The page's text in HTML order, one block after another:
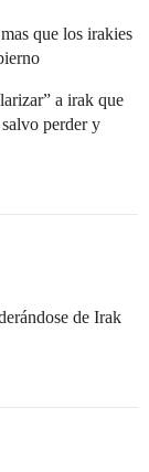
que los irakies
a irak que
perder y
de Irak